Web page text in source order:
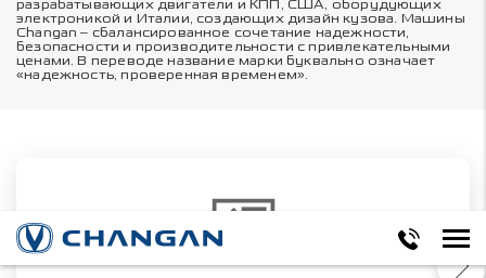
разрабатывающих двигатели и КПП, США, оборудующих
электроникой и Италии, создающих дизайн кузова. Машины
Changan – сбалансированное сочетание надежности,
безопасности и производительности с привлекательными
ценами. В переводе название марки буквально означает
«надежность, проверенная временем».